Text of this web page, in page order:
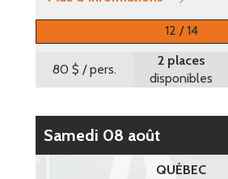
12 / 14
80 $ / pers.
2 places
disponibles
samedi 08 août
QUÉBEC